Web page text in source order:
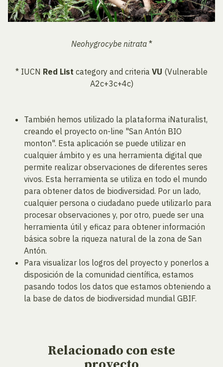
Neohygrocybe nitrata*
* IUCN Red List category and criteria VU (Vulnerable
A2c+3c+4c)
También hemos utilizado la plataforma iNaturalist,
creando el proyecto on-line "San Antón BIO
monton". Esta aplicación se puede utilizar en
cualquier ámbito y es una herramienta digital que
permite realizar observaciones de diferentes seres
vivos. Esta herramienta se utiliza en todo el mundo
para obtener datos de biodiversidad. Por un lado,
cualquier persona o ciudadano puede utilizarlo para
procesar observaciones y, por otro, puede ser una
herramienta útil y eficaz para obtener información
básica sobre la riqueza natural de la zona de San
Antón.
Para visualizar los logros del proyecto y ponerlos a
disposición de la comunidad científica, estamos
pasando todos los datos que estamos obteniendo a
la base de datos de biodiversidad mundial GBIF.
Relacionado con este